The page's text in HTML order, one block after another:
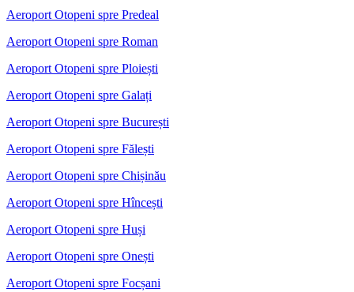
Aeroport Otopeni spre Predeal
Aeroport Otopeni spre Roman
Aeroport Otopeni spre Ploiești
Aeroport Otopeni spre Galați
Aeroport Otopeni spre București
Aeroport Otopeni spre Fălești
Aeroport Otopeni spre Chișinău
Aeroport Otopeni spre Hîncești
Aeroport Otopeni spre Huși
Aeroport Otopeni spre Onești
Aeroport Otopeni spre Focșani